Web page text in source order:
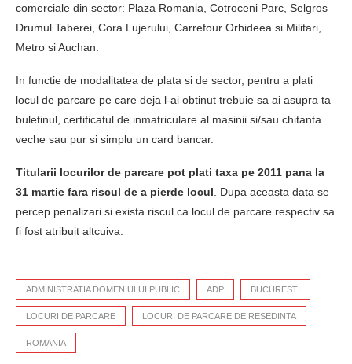
comerciale din sector: Plaza Romania, Cotroceni Parc, Selgros
Drumul Taberei, Cora Lujerului, Carrefour Orhideea si Militari,
Metro si Auchan.
In functie de modalitatea de plata si de sector, pentru a plati
locul de parcare pe care deja l-ai obtinut trebuie sa ai asupra ta
buletinul, certificatul de inmatriculare al masinii si/sau chitanta
veche sau pur si simplu un card bancar.
Titularii locurilor de parcare pot plati taxa pe 2011 pana la
31 martie fara riscul de a pierde locul . Dupa aceasta data se
percep penalizari si exista riscul ca locul de parcare respectiv sa
fi fost atribuit altcuiva.
ADMINISTRATIA DOMENIULUI PUBLIC ADP BUCURESTI
LOCURI DE PARCARE LOCURI DE PARCARE DE RESEDINTA
ROMANIA